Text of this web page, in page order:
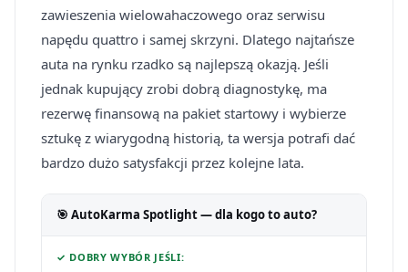
zawieszenia wielowahaczowego oraz serwisu
napędu quattro i samej skrzyni. Dlatego najtańsze
auta na rynku rzadko są najlepszą okazją. Jeśli
jednak kupujący zrobi dobrą diagnostykę, ma
rezerwę finansową na pakiet startowy i wybierze
sztukę z wiarygodną historią, ta wersja potrafi dać
bardzo dużo satysfakcji przez kolejne lata.
🎯 AutoKarma Spotlight — dla kogo to auto?
✓ DOBRY WYBÓR JEŚLI: